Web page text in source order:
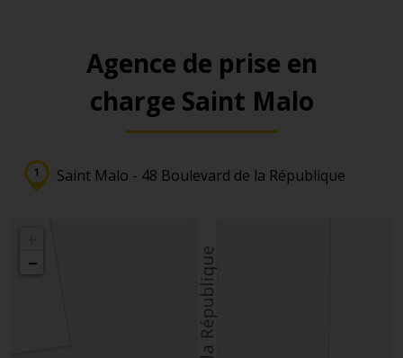
Agence de prise en
charge Saint Malo
Saint Malo - 48 Boulevard de la République
−